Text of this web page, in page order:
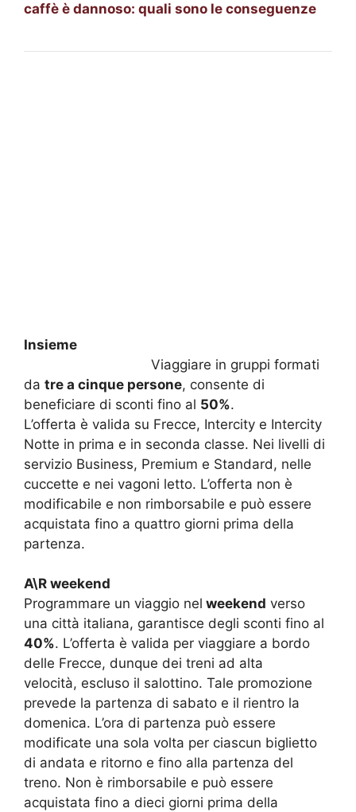
caffè è dannoso: quali sono le conseguenze
Insieme
Viaggiare in gruppi formati
da tre a cinque persone, consente di
beneficiare di sconti fino al 50%.
L’offerta è valida su Frecce, Intercity e Intercity
Notte in prima e in seconda classe. Nei livelli di
servizio Business, Premium e Standard, nelle
cuccette e nei vagoni letto. L’offerta non è
modificabile e non rimborsabile e può essere
acquistata fino a quattro giorni prima della
partenza.
A\R weekend
Programmare un viaggio nel weekend verso
una città italiana, garantisce degli sconti fino al
40%. L’offerta è valida per viaggiare a bordo
delle Frecce, dunque dei treni ad alta
velocità, escluso il salottino. Tale promozione
prevede la partenza di sabato e il rientro la
domenica. L’ora di partenza può essere
modificate una sola volta per ciascun biglietto
di andata e ritorno e fino alla partenza del
treno. Non è rimborsabile e può essere
acquistata fino a dieci giorni prima della